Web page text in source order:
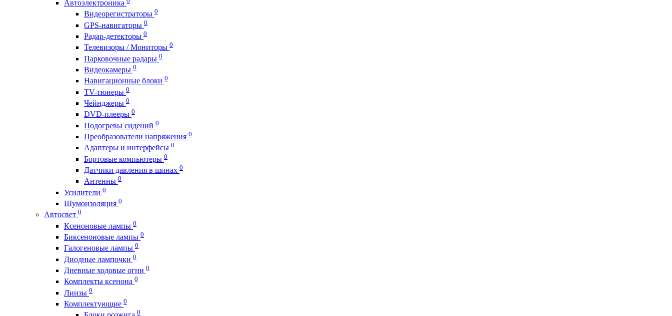
Автоэлектроника
Видеорегистраторы 0
GPS-навигаторы 0
Радар-детекторы 0
Телевизоры / Мониторы 0
Парковочные радары 0
Видеокамеры 0
Навигационные блоки 0
TV-тюнеры 0
Чейнджеры 0
DVD-плееры 0
Подогревы сидений 0
Преобразователи напряжения 0
Адаптеры и интерфейсы 0
Бортовые компьютеры 0
Датчики давления в шинах 0
Антенны 0
Усилители 0
Шумоизоляция 0
Автосвет 0
Ксеноновые лампы 0
Биксеноновые лампы 0
Галогеновые лампы 0
Диодные лампочки 0
Дневные ходовые огни 0
Комплекты ксенона 0
Линзы 0
Комплектующие 0
0